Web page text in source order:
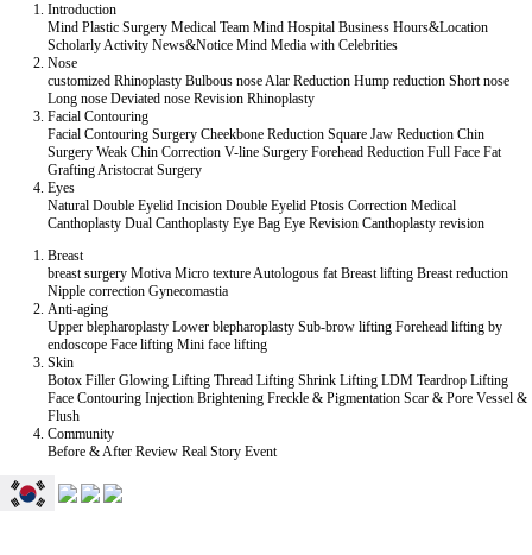
Introduction
Mind Plastic Surgery Medical Team Mind Hospital Business Hours&Location
Scholarly Activity News&Notice Mind Media with Celebrities
Nose
customized Rhinoplasty Bulbous noseAlar Reduction Hump reduction Short nose
Long nose Deviated nose Revision Rhinoplasty
Facial Contouring
Facial Contouring Surgery Cheekbone Reduction Square Jaw Reduction Chin
Surgery Weak Chin Correction V-line Surgery Forehead Reduction Full Face Fat
GraftingAristocrat Surgery
Eyes
Natural Double Eyelid Incision Double Eyelid Ptosis Correction Medical
Canthoplasty Dual Canthoplasty Eye Bag Eye Revision Canthoplasty revision
Breast
breast surgery Motiva Micro textureAutologous fat Breast lifting Breast reduction
Nipple correction Gynecomastia
Anti-aging
Upper blepharoplasty Lower blepharoplasty Sub-brow lifting Forehead lifting by
endoscope Face lifting Mini face lifting
Skin
Botox Filler Glowing Lifting Thread Lifting Shrink Lifting LDM Teardrop Lifting
Face Contouring Injection Brightening Freckle & Pigmentation Scar & Pore Vessel &
Flush
Community
Before & After Review Real Story Event